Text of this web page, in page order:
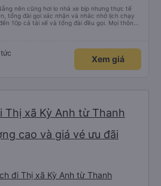
nên cũng hơi lo nhà xe bịp nhưng thực tế
10p cả tài xế và tổng đài đều gọi. Mọi thông
tài xế đều trùng khớp trong email nhận
Xem giá
Thị xã Kỳ Anh từ Thanh
cao và giá vé ưu đãi
đi Thị xã Kỳ Anh từ Thanh